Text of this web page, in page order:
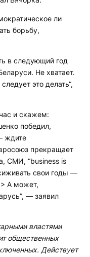
ли
борьбу,
в следующий год
Не хватает.
это делать“,
и скажем:
победил,
ждите
прекращает
СМИ, “business is
свои годы —
А может,
— заявил
властями
общественных
Действует